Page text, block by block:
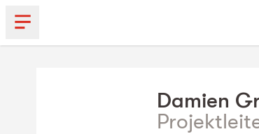
Damien